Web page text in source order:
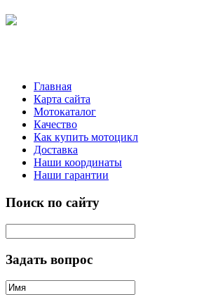
Главная
Карта сайта
Мотокаталог
Качество
Как купить мотоцикл
Доставка
Наши координаты
Наши гарантии
Поиск по сайту
Задать вопрос